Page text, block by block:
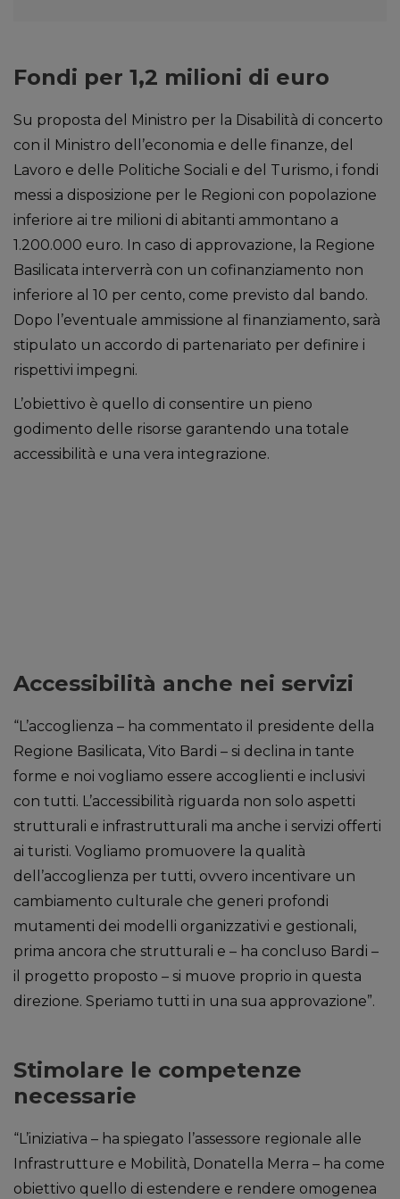
Fondi per 1,2 milioni di euro
Su proposta del Ministro per la Disabilità di concerto
con il Ministro dell’economia e delle finanze, del
Lavoro e delle Politiche Sociali e del Turismo, i fondi
messi a disposizione per le Regioni con popolazione
inferiore ai tre milioni di abitanti ammontano a
1.200.000 euro. In caso di approvazione, la Regione
Basilicata interverrà con un cofinanziamento non
inferiore al 10 per cento, come previsto dal bando.
Dopo l’eventuale ammissione al finanziamento, sarà
stipulato un accordo di partenariato per definire i
rispettivi impegni.
L’obiettivo è quello di consentire un pieno
godimento delle risorse garantendo una totale
accessibilità e una vera integrazione.
Accessibilità anche nei servizi
“L’accoglienza – ha commentato il presidente della
Regione Basilicata, Vito Bardi – si declina in tante
forme e noi vogliamo essere accoglienti e inclusivi
con tutti. L’accessibilità riguarda non solo aspetti
strutturali e infrastrutturali ma anche i servizi offerti
ai turisti. Vogliamo promuovere la qualità
dell’accoglienza per tutti, ovvero incentivare un
cambiamento culturale che generi profondi
mutamenti dei modelli organizzativi e gestionali,
prima ancora che strutturali e – ha concluso Bardi –
il progetto proposto – si muove proprio in questa
direzione. Speriamo tutti in una sua approvazione”.
Stimolare le competenze
necessarie
“L’iniziativa – ha spiegato l’assessore regionale alle
Infrastrutture e Mobilità, Donatella Merra – ha come
obiettivo quello di estendere e rendere omogenea